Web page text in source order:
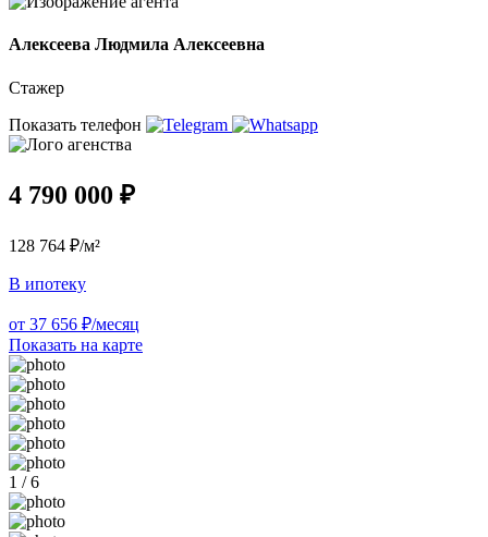
Алексеева Людмила Алексеевна
Стажер
Показать телефон
4 790 000 ₽
128 764 ₽/м²
В ипотеку
от 37 656 ₽/месяц
Показать на карте
1 / 6